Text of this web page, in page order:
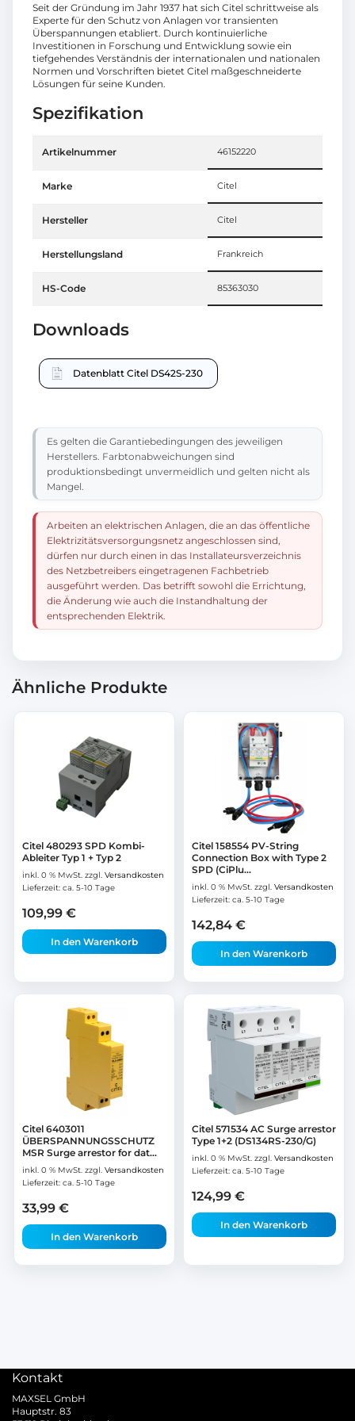
Seit der Gründung im Jahr 1937 hat sich Citel schrittweise als
Experte für den Schutz von Anlagen vor transienten
Überspannungen etabliert. Durch kontinuierliche
Investitionen in Forschung und Entwicklung sowie ein
tiefgehendes Verständnis der internationalen und nationalen
Normen und Vorschriften bietet Citel maßgeschneiderte
Lösungen für seine Kunden.
Spezifikation
Artikelnummer 46152220
Marke Citel
Hersteller Citel
Herstellungsland Frankreich
HS-Code 85363030
Downloads
Datenblatt Citel DS42S-230
Es gelten die Garantiebedingungen des jeweiligen
Herstellers. Farbtonabweichungen sind
produktionsbedingt unvermeidlich und gelten nicht als
Mangel.
Arbeiten an elektrischen Anlagen, die an das öffentliche
Elektrizitätsversorgungsnetz angeschlossen sind,
dürfen nur durch einen in das Installateursverzeichnis
des Netzbetreibers eingetragenen Fachbetrieb
ausgeführt werden. Das betrifft sowohl die Errichtung,
die Änderung wie auch die Instandhaltung der
entsprechenden Elektrik.
Ähnliche Produkte
Citel 480293 SPD Kombi-
Ableiter Typ 1 + Typ 2
inkl. 0 % MwSt. zzgl. Versandkosten
Lieferzeit: ca. 5-10 Tage
109,99 €
In den Warenkorb
Citel 158554 PV-String
Connection Box with Type 2
SPD (CiPlu...
inkl. 0 % MwSt. zzgl. Versandkosten
Lieferzeit: ca. 5-10 Tage
142,84 €
In den Warenkorb
Citel 6403011
ÜBERSPANNUNGSSCHUTZ
MSR Surge arrestor for dat...
inkl. 0 % MwSt. zzgl. Versandkosten
Lieferzeit: ca. 5-10 Tage
33,99 €
In den Warenkorb
Citel 571534 AC Surge arrestor
Type 1+2 (DS134RS-230/G)
inkl. 0 % MwSt. zzgl. Versandkosten
Lieferzeit: ca. 5-10 Tage
124,99 €
In den Warenkorb
Kontakt
MAXSEL GmbH
Hauptstr. 83